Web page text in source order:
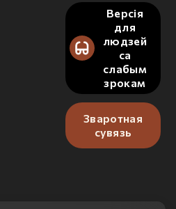
Версія
для
людзей
са
слабым
зрокам
Зваротная
сувязь